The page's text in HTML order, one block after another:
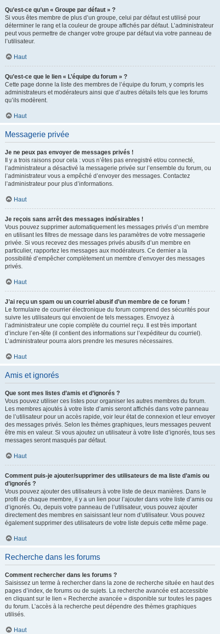
Qu’est-ce qu’un « Groupe par défaut » ?
Si vous êtes membre de plus d’un groupe, celui par défaut est utilisé pour
déterminer le rang et la couleur de groupe affichés par défaut. L’administrateur
peut vous permettre de changer votre groupe par défaut via votre panneau de
l’utilisateur.
Haut
Qu’est-ce que le lien « L’équipe du forum » ?
Cette page donne la liste des membres de l’équipe du forum, y compris les
administrateurs et modérateurs ainsi que d’autres détails tels que les forums
qu’ils modèrent.
Haut
Messagerie privée
Je ne peux pas envoyer de messages privés !
Il y a trois raisons pour cela : vous n’êtes pas enregistré et/ou connecté,
l’administrateur a désactivé la messagerie privée sur l’ensemble du forum, ou
l’administrateur vous a empêché d’envoyer des messages. Contactez
l’administrateur pour plus d’informations.
Haut
Je reçois sans arrêt des messages indésirables !
Vous pouvez supprimer automatiquement les messages privés d’un membre
en utilisant les filtres de message dans les paramètres de votre messagerie
privée. Si vous recevez des messages privés abusifs d’un membre en
particulier, rapportez les messages aux modérateurs. Ce dernier a la
possibilité d’empêcher complètement un membre d’envoyer des messages
privés.
Haut
J’ai reçu un spam ou un courriel abusif d’un membre de ce forum !
Le formulaire de courrier électronique du forum comprend des sécurités pour
suivre les utilisateurs qui envoient de tels messages. Envoyez à
l’administrateur une copie complète du courriel reçu. Il est très important
d’inclure l’en-tête (il contient des informations sur l’expéditeur du courriel).
L’administrateur pourra alors prendre les mesures nécessaires.
Haut
Amis et ignorés
Que sont mes listes d’amis et d’ignorés ?
Vous pouvez utiliser ces listes pour organiser les autres membres du forum.
Les membres ajoutés à votre liste d’amis seront affichés dans votre panneau
de l’utilisateur pour un accès rapide, voir leur état de connexion et leur envoyer
des messages privés. Selon les thèmes graphiques, leurs messages peuvent
être mis en valeur. Si vous ajoutez un utilisateur à votre liste d’ignorés, tous ses
messages seront masqués par défaut.
Haut
Comment puis-je ajouter/supprimer des utilisateurs de ma liste d’amis ou
d’ignorés ?
Vous pouvez ajouter des utilisateurs à votre liste de deux manières. Dans le
profil de chaque membre, il y a un lien pour l’ajouter dans votre liste d’amis ou
d’ignorés. Ou, depuis votre panneau de l’utilisateur, vous pouvez ajouter
directement des membres en saisissant leur nom d’utilisateur. Vous pouvez
également supprimer des utilisateurs de votre liste depuis cette même page.
Haut
Recherche dans les forums
Comment rechercher dans les forums ?
Saisissez un terme à rechercher dans la zone de recherche située en haut des
pages d’index, de forums ou de sujets. La recherche avancée est accessible
en cliquant sur le lien « Recherche avancée » disponible sur toutes les pages
du forum. L’accès à la recherche peut dépendre des thèmes graphiques
utilisés.
Haut